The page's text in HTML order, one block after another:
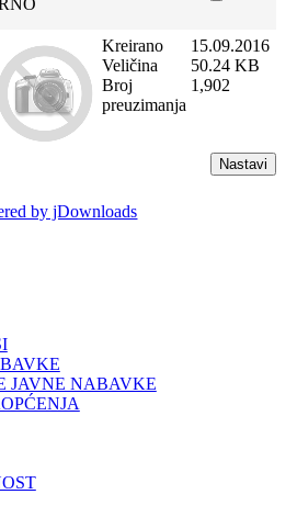
Kreirano
Veličina
Broj
preuzimanja
15.09.2016
50.24 KB
1,902
by jDownloads
JAVNE NABAVKE